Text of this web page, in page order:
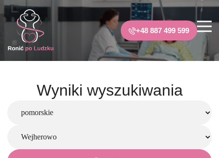
+48 887 499 599
Wyniki wyszukiwania